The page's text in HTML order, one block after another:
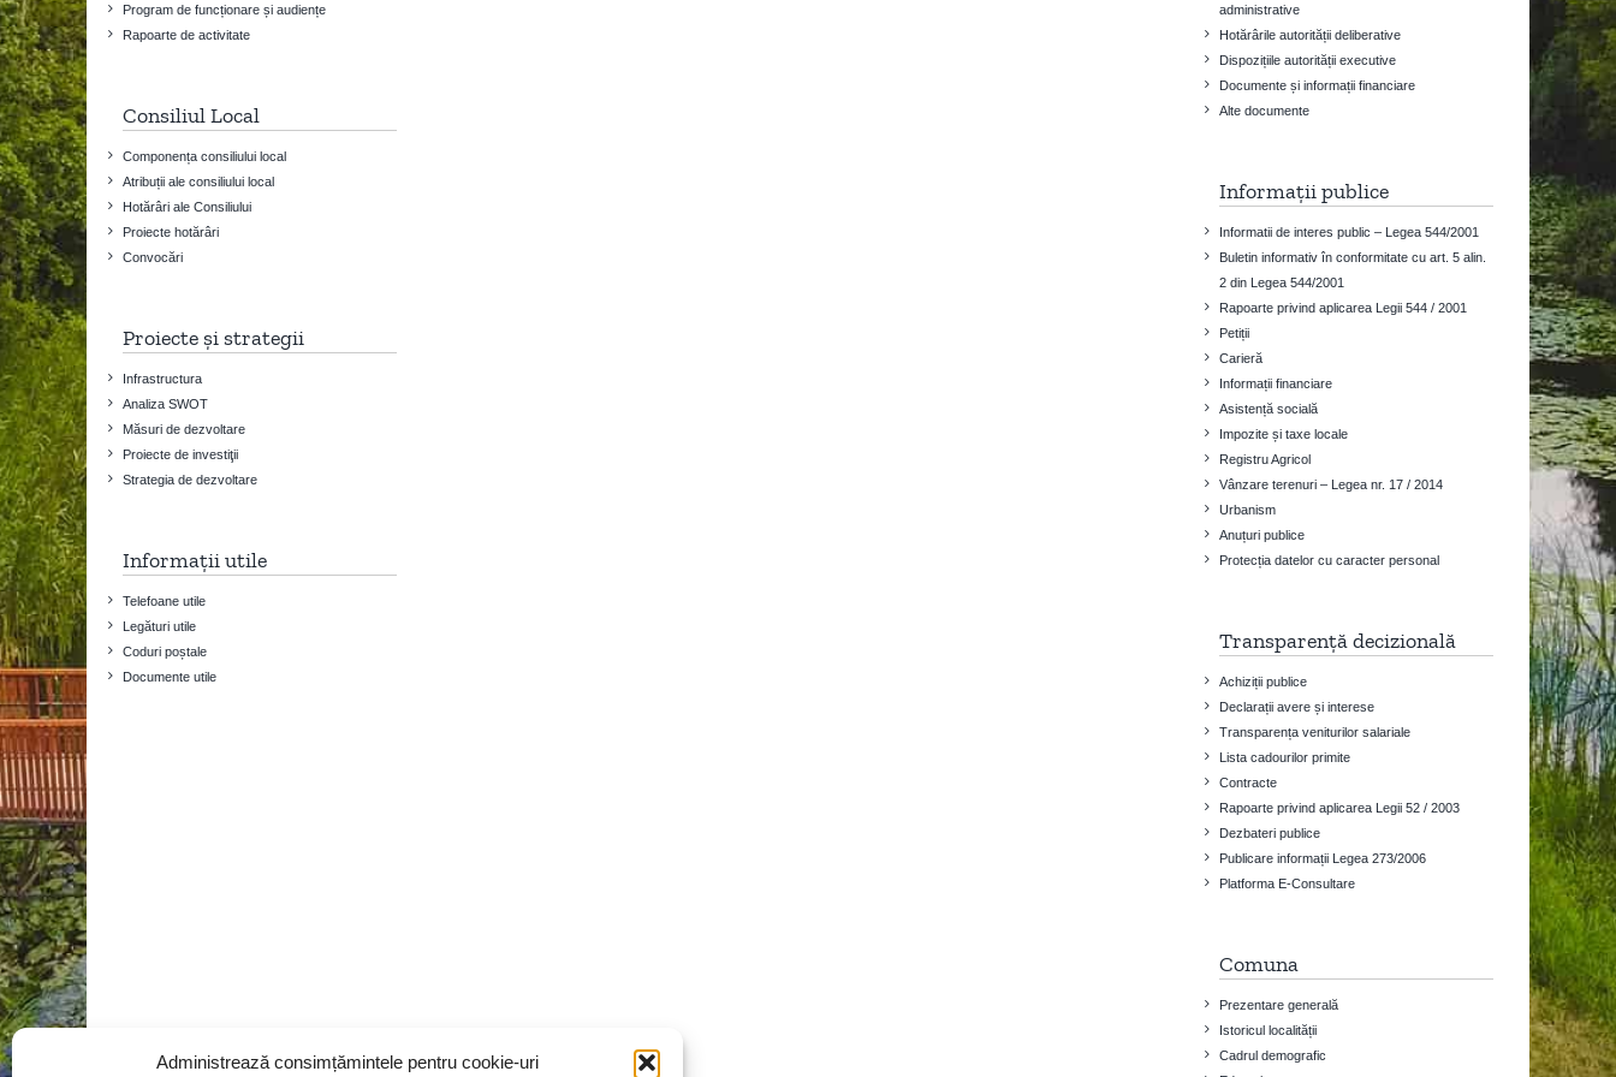
Administrează consimțămintele pentru cookie-uri
Program de funcționare și audiențe
Rapoarte de activitate
Consiliul Local
Componența consiliului local
Atribuții ale consiliului local
Hotărâri ale Consiliului
Proiecte hotărâri
Convocări
Proiecte și strategii
Infrastructura
Analiza SWOT
Măsuri de dezvoltare
Proiecte de investiţii
Strategia de dezvoltare
Informații utile
Telefoane utile
Legături utile
Coduri poștale
Documente utile
administrative
Hotărârile autorității deliberative
Dispozițiile autorității executive
Documente și informații financiare
Alte documente
Informații publice
Informatii de interes public – Legea 544/2001
Buletin informativ în conformitate cu art. 5 alin.
2 din Legea 544/2001
Rapoarte privind aplicarea Legii 544 / 2001
Petiții
Carieră
Informații financiare
Asistență socială
Impozite și taxe locale
Registru Agricol
Vânzare terenuri – Legea nr. 17 / 2014
Urbanism
Anuțuri publice
Protecția datelor cu caracter personal
Transparență decizională
Achiziții publice
Declarații avere și interese
Transparența veniturilor salariale
Lista cadourilor primite
Contracte
Rapoarte privind aplicarea Legii 52 / 2003
Dezbateri publice
Publicare informații Legea 273/2006
Platforma E-Consultare
Comuna
Prezentare generală
Istoricul localității
Cadrul demografic